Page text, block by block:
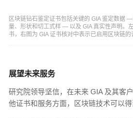
区块链钻石鉴定证书包括关键的 GIA 鉴定数据
量、形状和切工式样 — 以及 GIA 真实性声明。
书，右图为 GIA 证书核对中表示已启用区块链的
展望未来服务
研究院领导坚信，在未来 GIA 及其客
他证书和服务方面，区块链技术可以得